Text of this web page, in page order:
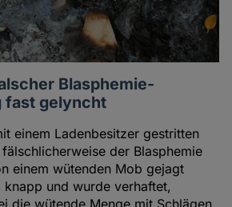
Blasphemie-
fast gelyncht
einem Ladenbesitzer gestritten
der Blasphemie
einem wütenden Mob gejagt
und wurde verhaftet,
die wütende Menge mit Schlägen